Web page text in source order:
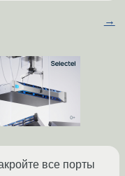
→
все порты